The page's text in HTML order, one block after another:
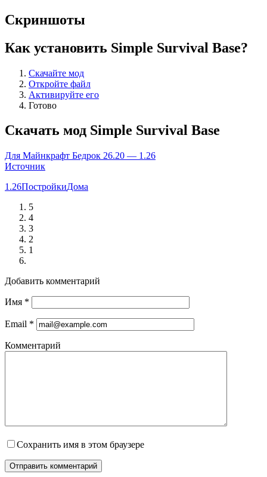
Скриншоты
Как установить Simple Survival Base?
Скачайте мод
Откройте файл
Активируйте его
Готово
Скачать мод Simple Survival Base
Для Майнкрафт Бедрок 26.20 — 1.26
Источник
1.26ПостройкиДома
5
4
3
2
1
Добавить комментарий
Имя *
Email *
Комментарий
Сохранить имя в этом браузере